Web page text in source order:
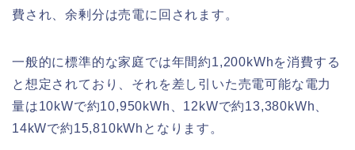
費され、余剰分は売電に回されます。
一般的に標準的な家庭では年間約1,200kWhを消費する
と想定されており、それを差し引いた売電可能な電力
量は10kWで約10,950kWh、12kWで約13,380kWh、
14kWで約15,810kWhとなります。